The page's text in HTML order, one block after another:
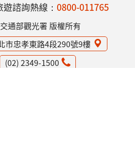
諮詢熱線： 0800-011765
通部觀光署 版權所有
市忠孝東路4段290號9樓
(02) 2349-1500